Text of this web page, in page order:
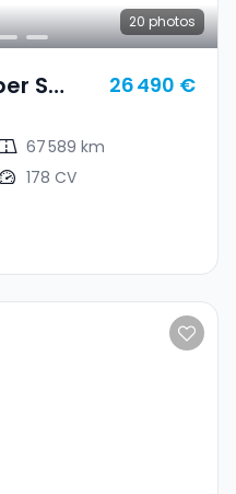
20 photos
S
26 490 €
67 589 km
178 CV